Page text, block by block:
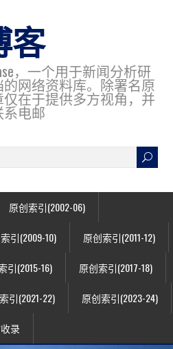
客
，一个用于新闻分析研
网络资料库。除署名原
在于提供多方视角，并
电邮
原创索引(2002-06)
引(2009-10) 原创索引(2011-12)
引(2015-16) 原创索引(2017-18)
引(2021-22) 原创索引(2023-24)
录